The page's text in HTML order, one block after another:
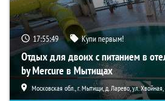
17:55:48 Купи первым!
Отдых для двоих с питанием в
by Mercure в Мытищах
Московская обл., г. Мытищи, д. Ларево, ул. Хвойная,